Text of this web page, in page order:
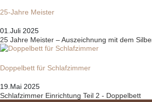
25-Jahre Meister
01.Juli 2025
25 Jahre Meister – Auszeichnung mit dem
Doppelbett für Schlafzimmer
19.Mai 2025
Schlafzimmer Einrichtung Teil 2 - Doppelbett